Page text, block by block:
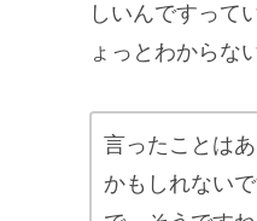
しいんですって
ょっとわからな
言ったことは
かもしれない